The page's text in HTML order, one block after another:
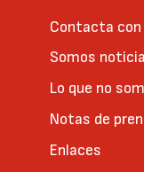
Contacta con
Somos noticia
Lo que no
Notas de
Enlaces